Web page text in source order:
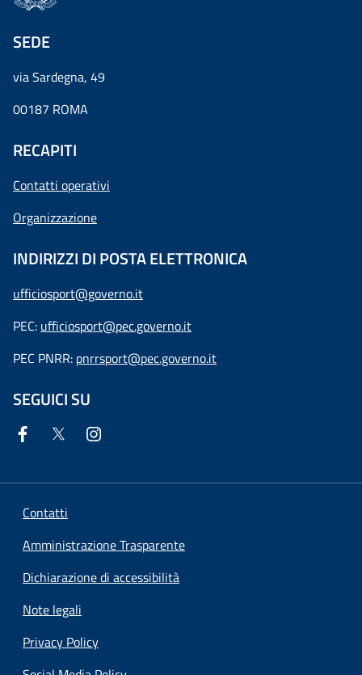
SEDE
via Sardegna, 49
00187 ROMA
RECAPITI
Contatti operativi
Organizzazione
INDIRIZZI DI POSTA ELETTRONICA
ufficiosport@governo.it
PEC: ufficiosport@pec.governo.it
PEC PNRR: pnrrsport@pec.governo.it
SEGUICI SU
Contatti
Amministrazione Trasparente
Dichiarazione di accessibilità
Note legali
Privacy Policy